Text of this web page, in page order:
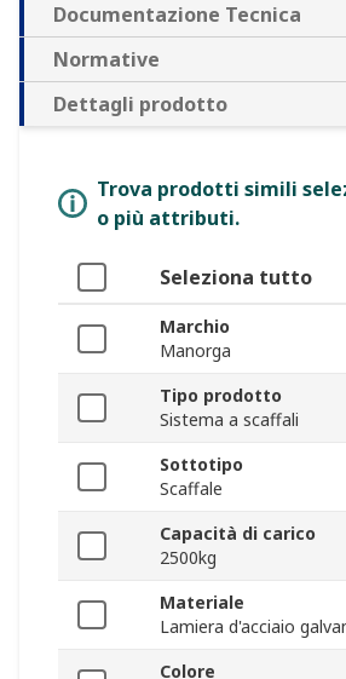
Documentazione Tecnica
Normative
Dettagli prodotto
Trova prodotti simili
o più attributi.
Seleziona tutto
Marchio
Manorga
Tipo prodotto
Sistema a scaffali
Sottotipo
Scaffale
Capacità di carico
2500kg
Materiale
Lamiera d'acciaio
Colore